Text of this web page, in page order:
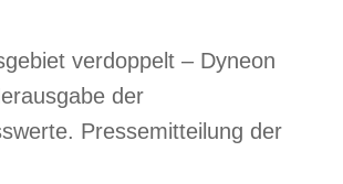
verdoppelt – Dyneon
der
Pressemitteilung der